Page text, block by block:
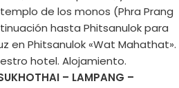
de los monos (Phra Prang
hasta Phitsanulok para
en Phitsanulok «Wat Mahathat».
hotel. Alojamiento.
– LAMPANG –